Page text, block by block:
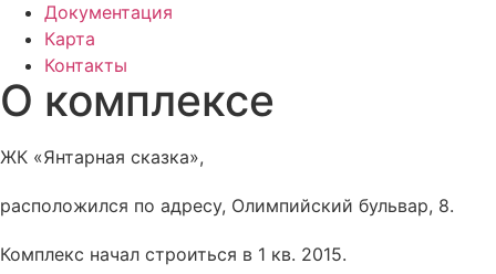
Документация
Карта
Контакты
О комплексе
ЖК «Янтарная сказка»,
расположился по адресу, Олимпийский бульвар, 8.
Комплекс начал строиться в 1 кв. 2015.